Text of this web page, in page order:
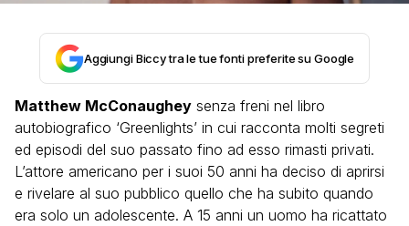
Aggiungi Biccy tra le tue fonti preferite su Google
Matthew McConaughey senza freni nel libro
autobiografico ‘Greenlights’ in cui racconta molti segreti
ed episodi del suo passato fino ad esso rimasti privati.
L’attore americano per i suoi 50 anni ha deciso di aprirsi
e rivelare al suo pubblico quello che ha subito quando
era solo un adolescente. A 15 anni un uomo ha ricattato